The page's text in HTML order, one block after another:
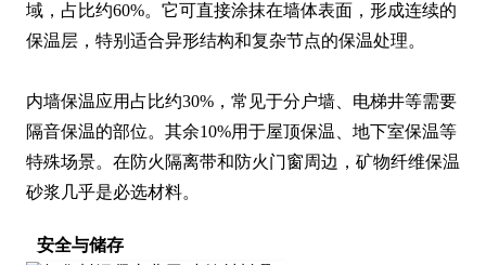
域，占比约60%。它可直接涂抹在墙体表面，形成连续的
保温层，特别适合异形结构和复杂节点的保温处理。
内墙保温应用占比约30%，常见于分户墙、电梯井等需要
隔音保温的部位。其余10%用于屋顶保温、地下室保温等
特殊场景。在防火隔离带和防火门窗周边，矿物纤维保温
砂浆几乎是必选材料。
安全与储存